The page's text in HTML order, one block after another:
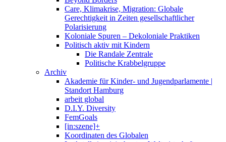
Care, Klimakrise, Migration: Globale
Gerechtigkeit in Zeiten gesellschaftlicher
Polarisierung
Koloniale Spuren – Dekoloniale Praktiken
Politisch aktiv mit Kindern
Die Randale Zentrale
Politische Krabbelgruppe
Archiv
Akademie für Kinder- und Jugendparlamente |
Standort Hamburg
arbeit global
D.I.Y. Diversity
FemGoals
[in:szene]+
Koordinaten des Globalen